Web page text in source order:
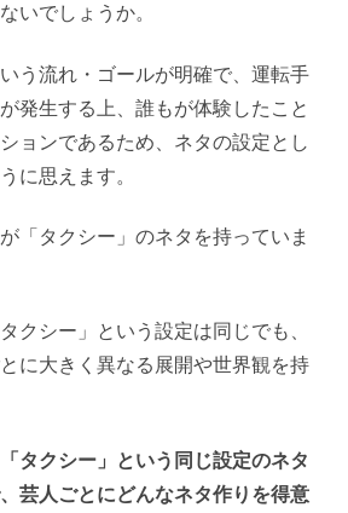
いでしょうか。
う流れ・ゴールが明確で、運転手
発生する上、誰もが体験したこと
ョンであるため、ネタの設定とし
に思えます。
「タクシー」のネタを持っていま
クシー」という設定は同じでも、
に大きく異なる展開や世界観を持
タクシー」という同じ設定のネタ
芸人ごとにどんなネタ作りを得意